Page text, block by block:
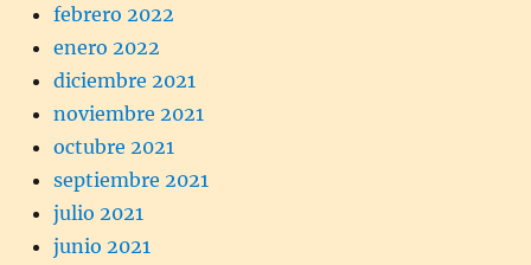
febrero 2022
enero 2022
diciembre 2021
noviembre 2021
octubre 2021
septiembre 2021
julio 2021
junio 2021